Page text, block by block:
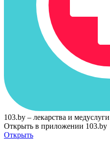
103.by – лекарства и медуслуги
Открыть в приложении 103.by
Открыть